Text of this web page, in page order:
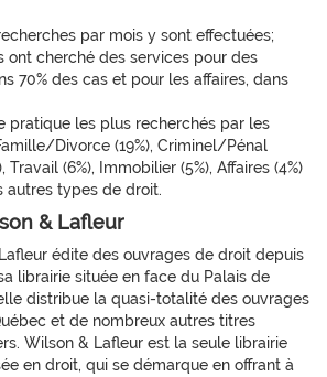
par mois y sont effectuées;
ont cherché des services pour des
70% des cas et pour les affaires, dans
pratique les plus recherchés par les
Divorce (19%), Criminel/Pénal
Travail (6%), Immobilier (5%), Affaires (4%)
autres types de droit.
& Lafleur
édite des ouvrages de droit depuis
librairie située en face du Palais de
distribue la quasi-totalité des ouvrages
et de nombreux autres titres
Wilson & Lafleur est la seule librairie
en droit, qui se démarque en offrant à